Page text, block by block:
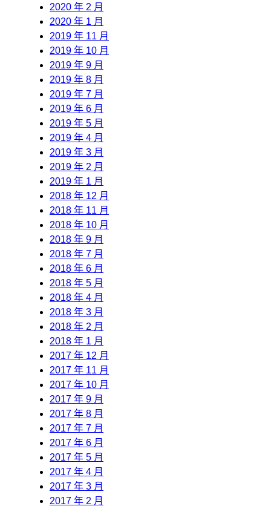
2020 年 2 月
2020 年 1 月
2019 年 11 月
2019 年 10 月
2019 年 9 月
2019 年 8 月
2019 年 7 月
2019 年 6 月
2019 年 5 月
2019 年 4 月
2019 年 3 月
2019 年 2 月
2019 年 1 月
2018 年 12 月
2018 年 11 月
2018 年 10 月
2018 年 9 月
2018 年 7 月
2018 年 6 月
2018 年 5 月
2018 年 4 月
2018 年 3 月
2018 年 2 月
2018 年 1 月
2017 年 12 月
2017 年 11 月
2017 年 10 月
2017 年 9 月
2017 年 8 月
2017 年 7 月
2017 年 6 月
2017 年 5 月
2017 年 4 月
2017 年 3 月
2017 年 2 月